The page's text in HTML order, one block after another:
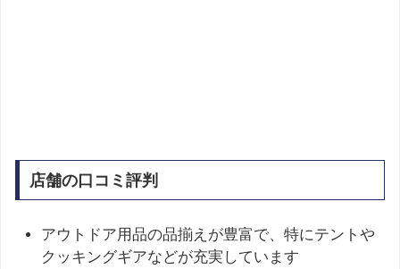
店舗の口コミ評判
アウトドア用品の品揃えが豊富で、特にテントや
クッキングギアなどが充実しています